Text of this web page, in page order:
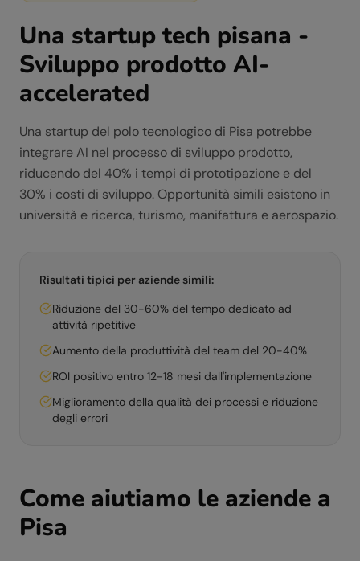
Una startup tech pisana -
Sviluppo prodotto AI-
accelerated
Una startup del polo tecnologico di Pisa potrebbe
integrare AI nel processo di sviluppo prodotto,
riducendo del 40% i tempi di prototipazione e del
30% i costi di sviluppo. Opportunità simili esistono in
università e ricerca, turismo, manifattura e aerospazio.
Risultati tipici per aziende simili:
Riduzione del 30-60% del tempo dedicato ad
attività ripetitive
Aumento della produttività del team del 20-40%
ROI positivo entro 12-18 mesi dall'implementazione
Miglioramento della qualità dei processi e riduzione
degli errori
Come aiutiamo le aziende a
Pisa